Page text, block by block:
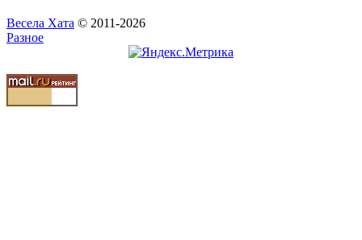
Весела Хата © 2011-2026
Разное